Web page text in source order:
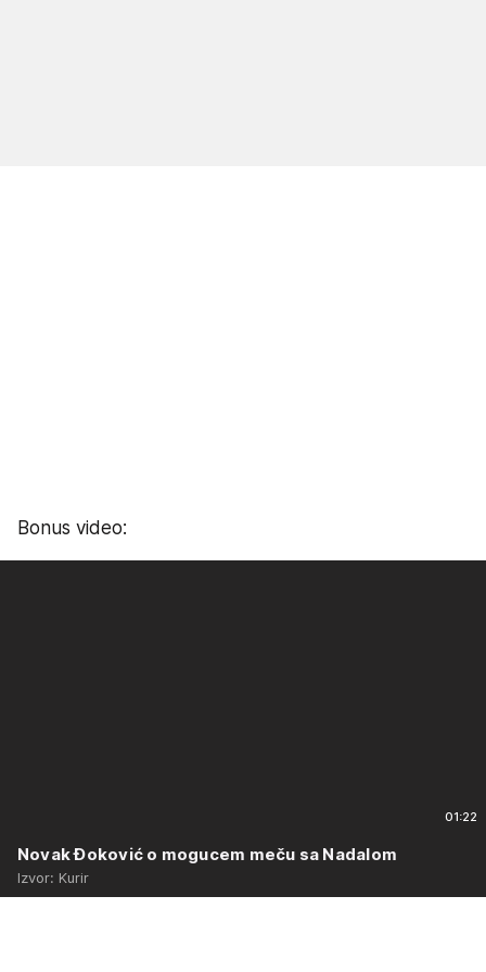
Bonus video:
01:22
Novak Đoković o mogucem meču sa Nadalom
Izvor: Kurir